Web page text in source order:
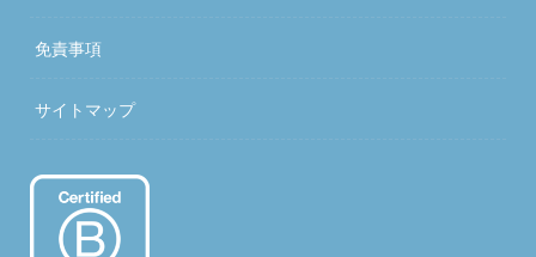
免責事項
サイトマップ